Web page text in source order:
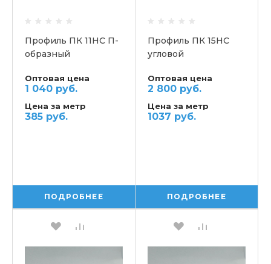
Профиль ПК 11НС П-
образный
Оптовая цена
1 040 руб.
Цена за метр
385 руб.
ПОДРОБНЕЕ
Профиль ПК 15НС
угловой
Оптовая цена
2 800 руб.
Цена за метр
1037 руб.
ПОДРОБНЕЕ